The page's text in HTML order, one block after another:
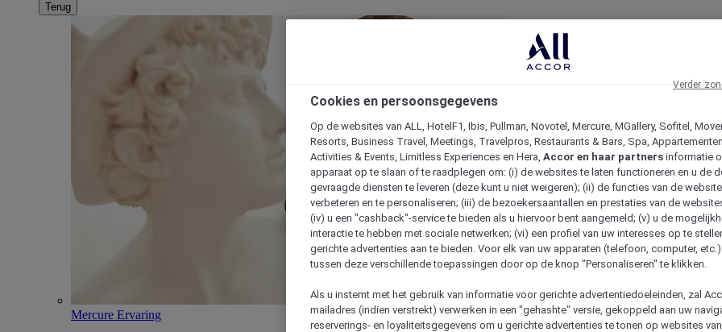
Terug
Mercure Ervaring
Cookies en persoonsgegevens
Op de websites van ALL, HotelF1, Ibis, Pullman, Novotel, Mercure, MGallery, Sofitel,
Resorts, Business Travel, Meetings, Travelpros, Restaurants & Bars, Spa,
Activities & Events, Limitless Experiences en Hera, Accor en haar partners informatie
apparaat op te slaan of te raadplegen om: (i) de websites te laten functioneren en u de
gevraagde diensten te leveren (deze kunt u niet weigeren); (ii) de functies van de
verbeteren en te personaliseren; (iii) de bezoekersaantallen en prestaties van de
(iv) u een "cashback"-service te bieden als u hiervoor bent aangemeld; (v) u de
interactie te hebben met sociale netwerken; (vi) een profiel van uw interesses op te
gerichte advertenties aan te bieden. Voor elk van uw apparaten (telefoon, computer,
tussen deze verschillende toepassingen door op de knop "Personaliseren" te klikken.
Als u instemt met het gebruik van informatie voor gerichte advertentiedoeleinden, zal
mailadres (indien verstrekt) verwerken in een "gehashte" versie, gekoppeld aan uw
reserverings- en loyaliteitsgegevens om u gerichte advertenties te tonen op websites
Verder